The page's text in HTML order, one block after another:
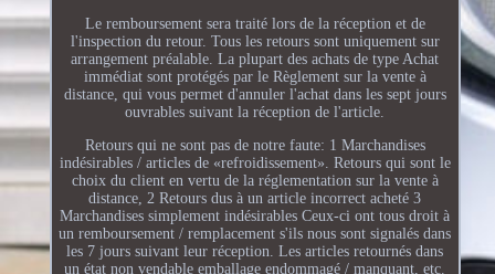
Le remboursement sera traité lors de la réception et de
l'inspection du retour. Tous les retours sont uniquement sur
arrangement préalable. La plupart des achats de type Achat
immédiat sont protégés par le Règlement sur la vente à
distance, qui vous permet d'annuler l'achat dans les sept jours
ouvrables suivant la réception de l'article.
Retours qui ne sont pas de notre faute: 1 Marchandises
indésirables / articles de «refroidissement». Retours qui sont le
choix du client en vertu de la réglementation sur la vente à
distance, 2 Retours dus à un article incorrect acheté 3
Marchandises simplement indésirables Ceux-ci ont tous droit à
un remboursement / remplacement s'ils nous sont signalés dans
les 7 jours suivant leur réception. Les articles retournés dans
un état non vendable emballage endommagé / manquant, etc.